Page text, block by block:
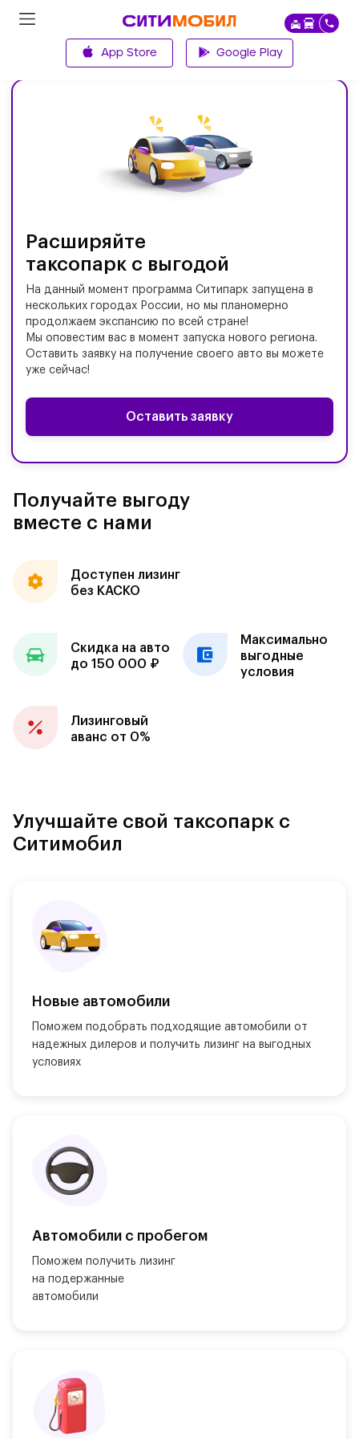
App Store Google Play
Расширяйте
таксопарк с выгодой
На данный момент программа Ситипарк запущена в
нескольких городах России, но мы планомерно
продолжаем экспансию по всей стране!
Мы оповестим вас в момент запуска нового региона.
Оставить заявку на получение своего авто вы можете
уже сейчас!
Оставить заявку
Получайте выгоду
вместе с нами
Доступен лизинг
без КАСКО
Скидка на авто
до 150 000 ₽
Максимально
выгодные
условия
Лизинговый
аванс от 0%
Улучшайте свой таксопарк с
Ситимобил
Новые автомобили
Поможем подобрать подходящие автомобили от
надежных дилеров и получить лизинг на выгодных
условиях
Автомобили с пробегом
Поможем получить лизинг
на подержанные
автомобили